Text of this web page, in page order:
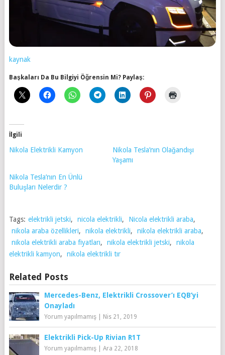
kaynak
Başkaları Da Bu Bilgiyi Öğrensin Mi? Paylaş:
İlgili
Nikola Elektrikli Kamyon
Nikola Tesla’nın Olağandışı
Yaşamı
Nikola Tesla’nın En Ünlü
Buluşları Nelerdir ?
Tags: elektrikli jetski, nicola elektrikli, Nicola elektrikli araba,
nikola araba özellikleri, nikola elektrikli, nikola elektrikli araba,
nikola elektrikli araba fiyatları, nikola elektrikli jetski,
nikola
elektrikli kamyon, nikola elektrikli tır
Related Posts
Mercedes-Benz, Elektrikli Crossover’ı EQB’yi
Onayladı
Yorum yapılmamış| Nis 21, 2019
Elektrikli Pick-Up Rivian R1T
Yorum yapılmamış| Ara 22, 2018